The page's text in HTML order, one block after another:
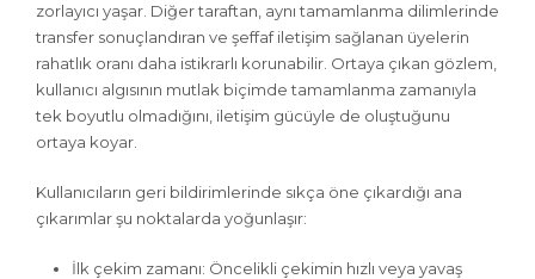
zorlayıcı yaşar. Diğer taraftan, aynı tamamlanma dilimlerinde
transfer sonuçlandıran ve şeffaf iletişim sağlanan üyelerin
rahatlık oranı daha istikrarlı korunabilir. Ortaya çıkan gözlem,
kullanıcı algısının mutlak biçimde tamamlanma zamanıyla
tek boyutlu olmadığını, iletişim gücüyle de oluştuğunu
ortaya koyar.
Kullanıcıların geri bildirimlerinde sıkça öne çıkardığı ana
çıkarımlar şu noktalarda yoğunlaşır:
İlk çekim zamanı: Öncelikli çekimin hızlı veya yavaş